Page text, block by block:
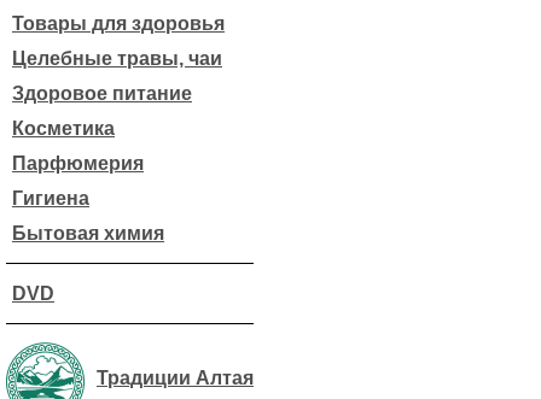
Товары для здоровья
Целебные травы, чаи
Здоровое питание
Косметика
Парфюмерия
Гигиена
Бытовая химия
DVD
Традиции Алтая